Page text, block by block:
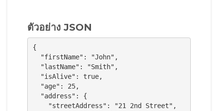
ตัวอย่าง JSON
{
"firstName" : "John" ,
"lastName" : "Smith" ,
"isAlive" : true,
"age" : 25,
"address" :
{
"streetAddress" : "21 2nd Street" ,